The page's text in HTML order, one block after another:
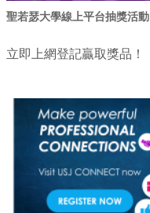
聖若瑟大學線上平台抽獎活動
立即上網登記贏取獎品！